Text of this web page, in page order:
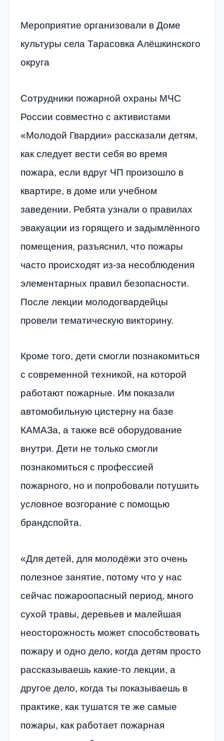
Мероприятие организовали в Доме
культуры села Тарасовка Алёшкинского
округа
Сотрудники пожарной охраны МЧС
России совместно с активистами
«Молодой Гвардии» рассказали детям,
как следует вести себя во время
пожара, если вдруг ЧП произошло в
квартире, в доме или учебном
заведении. Ребята узнали о правилах
эвакуации из горящего и задымлённого
помещения, разъяснил, что пожары
часто происходят из-за несоблюдения
элементарных правил безопасности.
После лекции молодогвардейцы
провели тематическую викторину.
Кроме того, дети смогли познакомиться
с современной техникой, на которой
работают пожарные. Им показали
автомобильную цистерну на базе
КАМАЗа, а также всё оборудование
внутри. Дети не только смогли
познакомиться с профессией
пожарного, но и попробовали потушить
условное возгорание с помощью
брандспойта.
«Для детей, для молодёжи это очень
полезное занятие, потому что у нас
сейчас пожароопасный период, много
сухой травы, деревьев и малейшая
неосторожность может способствовать
пожару и одно дело, когда детям просто
рассказываешь какие-то лекции, а
другое дело, когда ты показываешь в
практике, как тушатся те же самые
пожары, как работает пожарная